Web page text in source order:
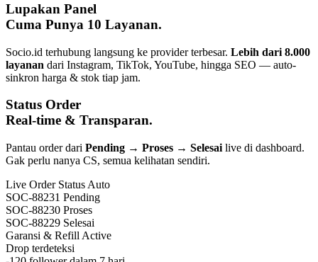
Lupakan Panel
Cuma Punya 10 Layanan.
Socio.id terhubung langsung ke provider terbesar. Lebih dari 8.000
layanan dari Instagram, TikTok, YouTube, hingga SEO — auto-
sinkron harga & stok tiap jam.
Status Order
Real-time & Transparan.
Pantau order dari Pending → Proses → Selesai live di dashboard.
Gak perlu nanya CS, semua kelihatan sendiri.
Live Order Status Auto
SOC-88231 Pending
SOC-88230 Proses
SOC-88229 Selesai
Garansi & Refill Active
Drop terdeteksi